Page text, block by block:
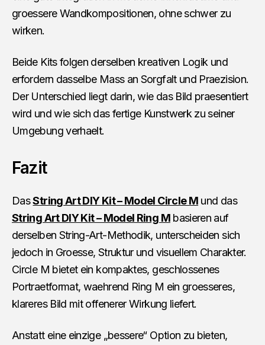
groessere Wandkompositionen, ohne schwer zu
wirken.
Beide Kits folgen derselben kreativen Logik und
erfordern dasselbe Mass an Sorgfalt und Praezision.
Der Unterschied liegt darin, wie das Bild praesentiert
wird und wie sich das fertige Kunstwerk zu seiner
Umgebung verhaelt.
Fazit
DasString Art DIY Kit – Model Circle M und das
String Art DIY Kit – Model Ring Mbasieren auf
derselben String-Art-Methodik, unterscheiden sich
jedoch in Groesse, Struktur und visuellem Charakter.
Circle M bietet ein kompaktes, geschlossenes
Portraetformat, waehrend Ring M ein groesseres,
klareres Bild mit offenerer Wirkung liefert.
Anstatt eine einzige „bessere“ Option zu bieten,